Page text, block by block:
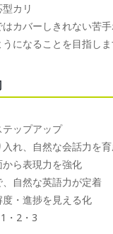
カリ
カバーしきれない苦
になることを目指しま
ップアップ
れ、自然な会話力を
ら表現力を強化
自然な英語力が定着
・進捗を見える化
・2・3